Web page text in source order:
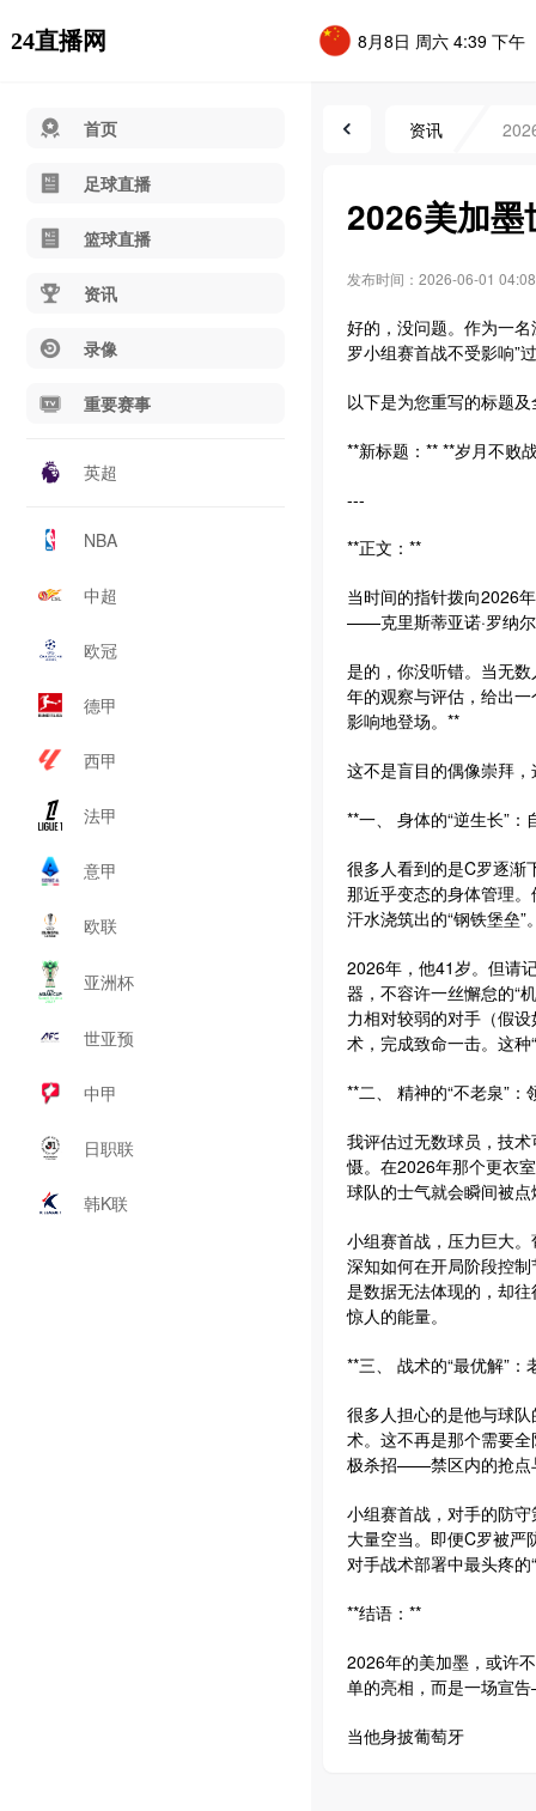
24直播网 8月8日 周六 4:39 下午
首页
足球直播
篮球直播
资讯
录像
重要赛事
英超
NBA
中超
欧冠
德甲
西甲
法甲
意甲
欧联
亚洲杯
世亚预
中甲
日职联
韩K联
资讯
2026美加墨
发布时间：2026-06-01 04:08
好的，没问题。作为一
罗小组赛首战不受影响”
以下是为您重写的标题
**新标题：** **岁月不败
---
**正文：**
当时间的指针拨向2026
——克里斯蒂亚诺·罗纳
是的，你没听错。当无
年的观察与评估，给出
影响地登场。**
这不是盲目的偶像崇拜
**一、 身体的“逆生长”
很多人看到的是C罗逐渐
那近乎变态的身体管理
汗水浇筑出的“钢铁堡垒”
2026年，他41岁。但请
器，不容许一丝懈怠的“
力相对较弱的对手（假
术，完成致命一击。这
**二、 精神的“不老泉”：
我评估过无数球员，技
慑。在2026年那个更衣
球队的士气就会瞬间被点
小组赛首战，压力巨大
深知如何在开局阶段控
是数据无法体现的，却
惊人的能量。
**三、 战术的“最优解”
很多人担心的是他与球
术。这不再是那个需要
极杀招——禁区内的抢点
小组赛首战，对手的防
大量空当。即便C罗被严
对手战术部署中最头疼的
**结语：**
2026年的美加墨，或许
单的亮相，而是一场宣
当他身披葡萄牙